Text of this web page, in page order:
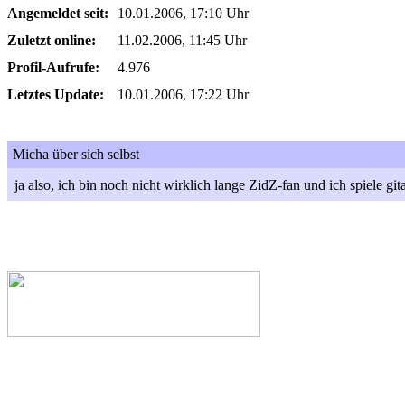
Angemeldet seit:
10.01.2006, 17:10 Uhr
Zuletzt online:
11.02.2006, 11:45 Uhr
Profil-Aufrufe:
4.976
Letztes Update:
10.01.2006, 17:22 Uhr
Micha über sich selbst
ja also, ich bin noch nicht wirklich lange ZidZ-fan und ich spiele